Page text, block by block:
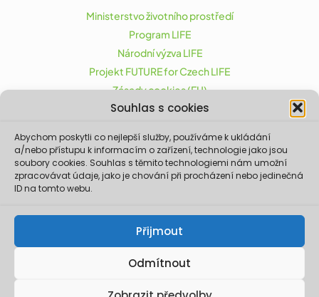
Souhlas s cookies
Abychom poskytli co nejlepší služby, používáme k ukládání
a/nebo přístupu k informacím o zařízení, technologie jako jsou
soubory cookies. Souhlas s těmito technologiemi nám umožní
zpracovávat údaje, jako je chování při procházení nebo jedinečná
ID na tomto webu.
Přijmout
Odmítnout
Ministerstvo životního prostředí
Program LIFE
Národní výzva LIFE
Projekt FUTURE for Czech LIFE
Zásady cookies (EU)
Projekt FUTURE for Czech LIFE (LIFE21-CAP-CZ-LIFE
FOR CZECHIA) byl podpořen z finančního nástroje
Evropské unie LIFE.
Údaje a informace zveřejněné na těchto
Ministerstva životního prostředí a partnerů
projektu. Evropská komise není odpovědná za
jakékoliv použití informací zveřejněných na
těchto stránkách.
© 2026 Ministerstvo životního prostředí. Realizace ©